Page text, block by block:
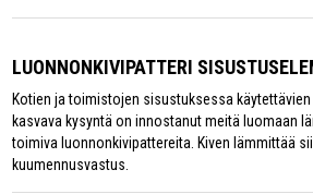
LUONNONKIVIPATTERI
Kotien ja toimistojen sisustuksessa
kasvava kysyntä on innostanut meitä luomaan
toimiva luonnonkivipattereita. Kiven lämmittää
kuumennusvastus.